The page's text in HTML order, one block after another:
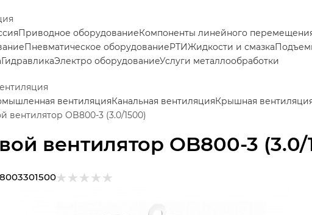
вентилятор OB800-3 (3.0/
Приводное оборудованиеКомпоненты линейного
Пневматическое оборудованиеРТИЖидкости и смазка
ГидравликаЭлектро оборудованиеУслуги металлообработки
вентиляцияКанальная вентиляцияКрышная
вентилятор OB800-3 (3.0/1500)